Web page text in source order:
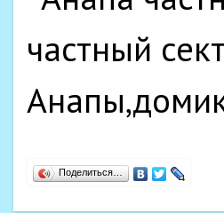
Поделиться…